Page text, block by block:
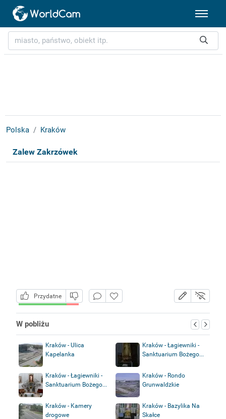
Polska Kraków
Zalew Zakrzówek
Przydatne
W pobliżu
Kraków - Ulica
Kapelanka
Kraków - Łagiewniki -
Sanktuarium Bożego...
Kraków - Łagiewniki -
Sanktuarium Bożego...
Kraków - Rondo
Grunwaldzkie
Kraków - Kamery
drogowe
Kraków - Bazylika Na
Skałce